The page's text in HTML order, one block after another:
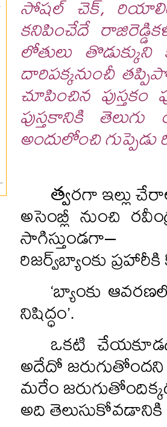
కనిపించేదే
లోతులు
దారిపక్కనుంచీ
చూపించిన పుస్తకం
పుస్తకానికి
అందులోంచి
త్వరగా ఇల్లు
అసెంబ్లీ నుంచి
సాగిస్తుండగా–
రిజర్వ్‌బ్యాంకు
‘బ్యాంకు
నిషిద్ధం’.
ఒకటి
అదేదో జరుగుతోందని
మరేం
అది తెలుసుకోవడానికి